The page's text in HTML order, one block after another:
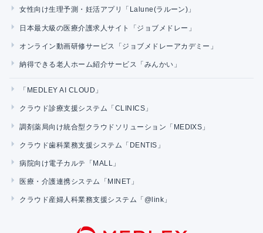
女性向け生理予測・妊活アプリ「Lalune(ラルーン)」
日本最大級の医療介護求人サイト「ジョブメドレー」
オンライン動画研修サービス「ジョブメドレーアカデミー」
納得できる老人ホーム紹介サービス「みんかい」
「MEDLEY AI CLOUD」
クラウド診療支援システム「CLINICS」
調剤薬局向け統合型クラウドソリューション「MEDIXS」
クラウド歯科業務支援システム「DENTIS」
病院向け電子カルテ「MALL」
医療・介護連携システム「MINET」
クラウド産婦人科業務支援システム「@link」